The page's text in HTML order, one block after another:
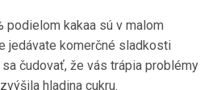
podielom kakaa sú v malom
jedávate komerčné sladkosti
čudovať, že vás trápia problémy
hladina cukru.